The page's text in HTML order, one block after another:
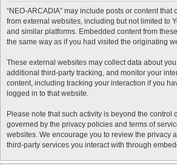
“NEO-ARCADIA” may include posts or content
from external websites, including but not limited to
and similar platforms. Embedded content from
the same way as if you had visited the originating
These external websites may collect data about
additional third-party tracking, and monitor your
content, including tracking your interaction if you
logged in to that website.
Please note that such activity is beyond the control
governed by the privacy policies and terms of
websites. We encourage you to review the privacy
third-party services you interact with through